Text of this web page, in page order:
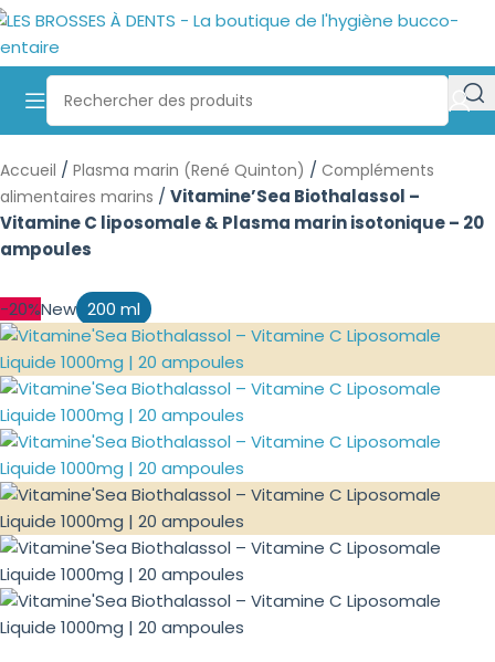
Accueil / Plasma marin (René Quinton) / Compléments
alimentaires marins / Vitamine’Sea Biothalassol –
Vitamine C liposomale & Plasma marin isotonique – 20
ampoules
-20%New 200 ml